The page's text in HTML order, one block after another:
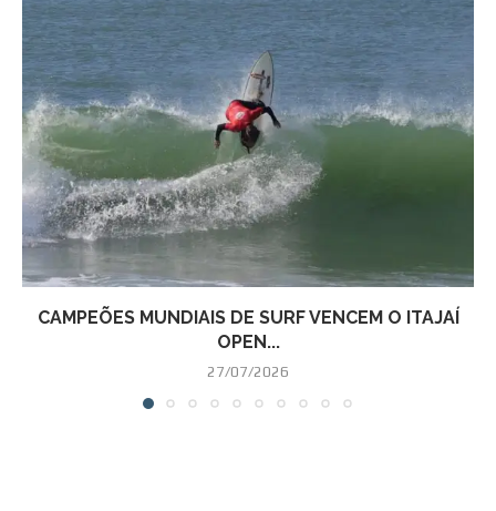
CAMPEÕES MUNDIAIS DE SURF VENCEM O ITAJAÍ
OPEN...
27/07/2026